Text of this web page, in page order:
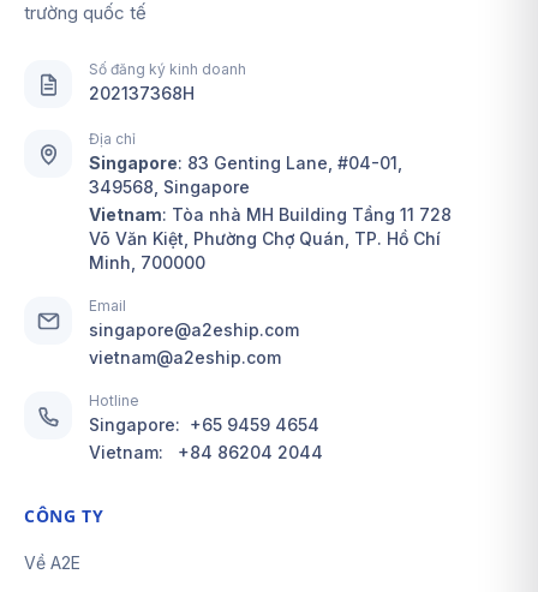
trường quốc tế
Số đăng ký kinh doanh
202137368H
Địa chỉ
Singapore: 83 Genting Lane, #04-01,
349568, Singapore
Vietnam: Tòa nhà MH Building Tầng 11 728
Võ Văn Kiệt, Phường Chợ Quán, TP. Hồ Chí
Minh, 700000
Email
singapore@a2eship.com
vietnam@a2eship.com
Hotline
Singapore: +65 9459 4654
Vietnam: +84 86204 2044
CÔNG TY
Về A2E